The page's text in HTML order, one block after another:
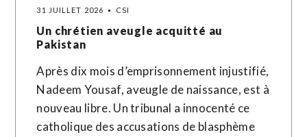
31 JUILLET 2026 CSI
Un chrétien aveugle acquitté au
Pakistan
Après dix mois d’emprisonnement injustifié,
Nadeem Yousaf, aveugle de naissance, est à
nouveau libre. Un tribunal a innocenté ce
catholique des accusations de blasphème